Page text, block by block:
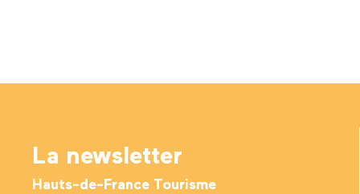
La newsletter
Hauts-de-France Tourisme